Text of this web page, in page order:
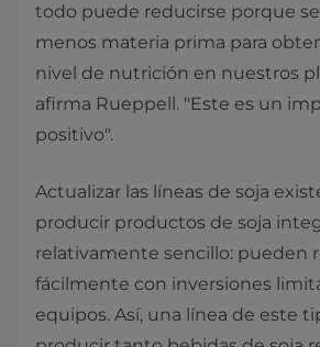
todo puede reducirse porque
menos materia prima para
nivel de nutrición en nuestros
afirma Rueppell. "Este es un
positivo".
Actualizar las líneas de soja
producir productos de soja
relativamente sencillo: pueden
fácilmente con inversiones
equipos. Así, una línea de este